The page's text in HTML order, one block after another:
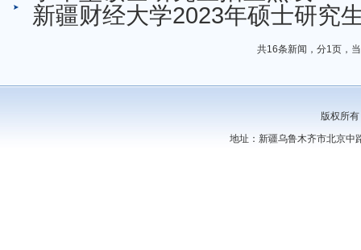
新疆财经大学2023年硕士研究
共16条新闻，分1页，
版权所
地址：新疆乌鲁木齐市北京